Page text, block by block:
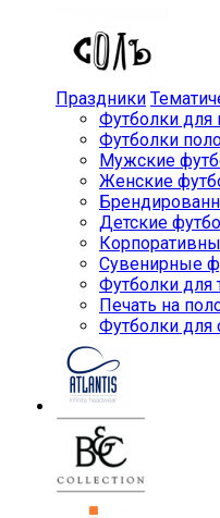
Праздники
Футболки для
Футболки
Мужские
Женские
Детские
Сувенирные
Футболки для
Печать на
Футболки для